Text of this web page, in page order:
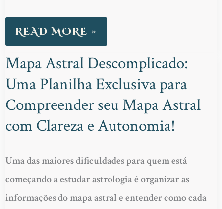
SEU
MAPA
PESSOAL
READ MORE »
Mapa Astral Descomplicado:
Uma Planilha Exclusiva para
Compreender seu Mapa Astral
com Clareza e Autonomia!
Uma das maiores dificuldades para quem está
começando a estudar astrologia é organizar as
informações do mapa astral e entender como cada
MAPA
ASTRAL
DESCOMPLICADO:
UMA
PLANILHA
EXCLUSIVA
PARA
COMPREENDER